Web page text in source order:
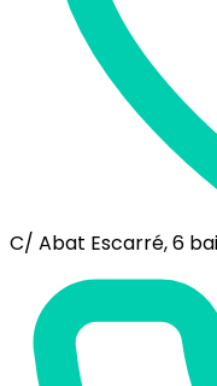
C/ Abat Escarré, 6